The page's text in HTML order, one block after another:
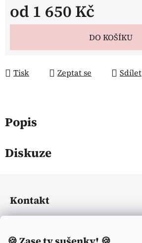
od 1 650 Kč
Měrná cena:
DO KOŠÍKU
Tisk Zeptat se Sdílet
Popis
Diskuze
a
Kontakt